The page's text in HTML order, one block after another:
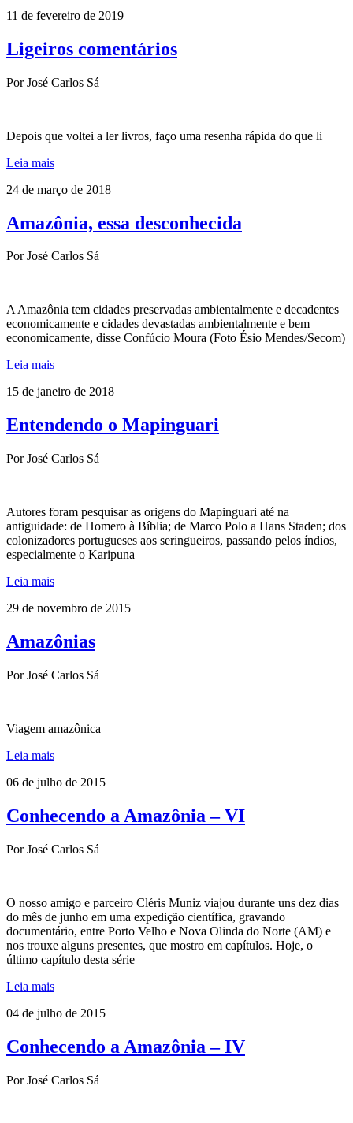
11 de fevereiro de 2019
Ligeiros comentários
Por José Carlos Sá
Depois que voltei a ler livros, faço uma resenha rápida do que li
Leia mais
24 de março de 2018
Amazônia, essa desconhecida
Por José Carlos Sá
A Amazônia tem cidades preservadas ambientalmente e decadentes
economicamente e cidades devastadas ambientalmente e bem
economicamente, disse Confúcio Moura (Foto Ésio Mendes/Secom)
Leia mais
15 de janeiro de 2018
Entendendo o Mapinguari
Por José Carlos Sá
Autores foram pesquisar as origens do Mapinguari até na
antiguidade: de Homero à Bíblia; de Marco Polo a Hans Staden; dos
colonizadores portugueses aos seringueiros, passando pelos índios,
especialmente o Karipuna
Leia mais
29 de novembro de 2015
Amazônias
Por José Carlos Sá
Viagem amazônica
Leia mais
06 de julho de 2015
Conhecendo a Amazônia – VI
Por José Carlos Sá
O nosso amigo e parceiro Cléris Muniz viajou durante uns dez dias
do mês de junho em uma expedição científica, gravando
documentário, entre Porto Velho e Nova Olinda do Norte (AM) e
nos trouxe alguns presentes, que mostro em capítulos. Hoje, o
último capítulo desta série
Leia mais
04 de julho de 2015
Conhecendo a Amazônia – IV
Por José Carlos Sá